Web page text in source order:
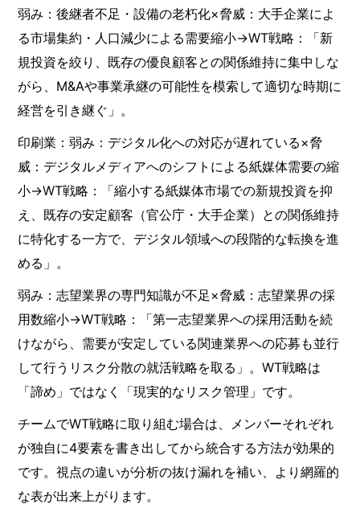
弱み：後継者不足・設備の老朽化×脅威：大手企業によ
る市場集約・人口減少による需要縮小→WT戦略：「新
規投資を絞り、既存の優良顧客との関係維持に集中しな
がら、M&Aや事業承継の可能性を模索して適切な時期に
経営を引き継ぐ」。
印刷業：弱み：デジタル化への対応が遅れている×脅
威：デジタルメディアへのシフトによる紙媒体需要の縮
小→WT戦略：「縮小する紙媒体市場での新規投資を抑
え、既存の安定顧客（官公庁・大手企業）との関係維持
に特化する一方で、デジタル領域への段階的な転換を進
める」。
弱み：志望業界の専門知識が不足×脅威：志望業界の採
用数縮小→WT戦略：「第一志望業界への採用活動を続
けながら、需要が安定している関連業界への応募も並行
して行うリスク分散の就活戦略を取る」。WT戦略は
「諦め」ではなく「現実的なリスク管理」です。
チームでWT戦略に取り組む場合は、メンバーそれぞれ
が独自に4要素を書き出してから統合する方法が効果的
です。視点の違いが分析の抜け漏れを補い、より網羅的
な表が出来上がります。